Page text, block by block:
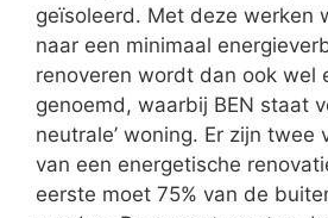
geïsoleerd. Met deze werken
naar een minimaal
renoveren wordt dan ook wel
genoemd, waarbij BEN staat
neutrale’ woning. Er zijn twee
van een energetische
eerste moet 75% van de